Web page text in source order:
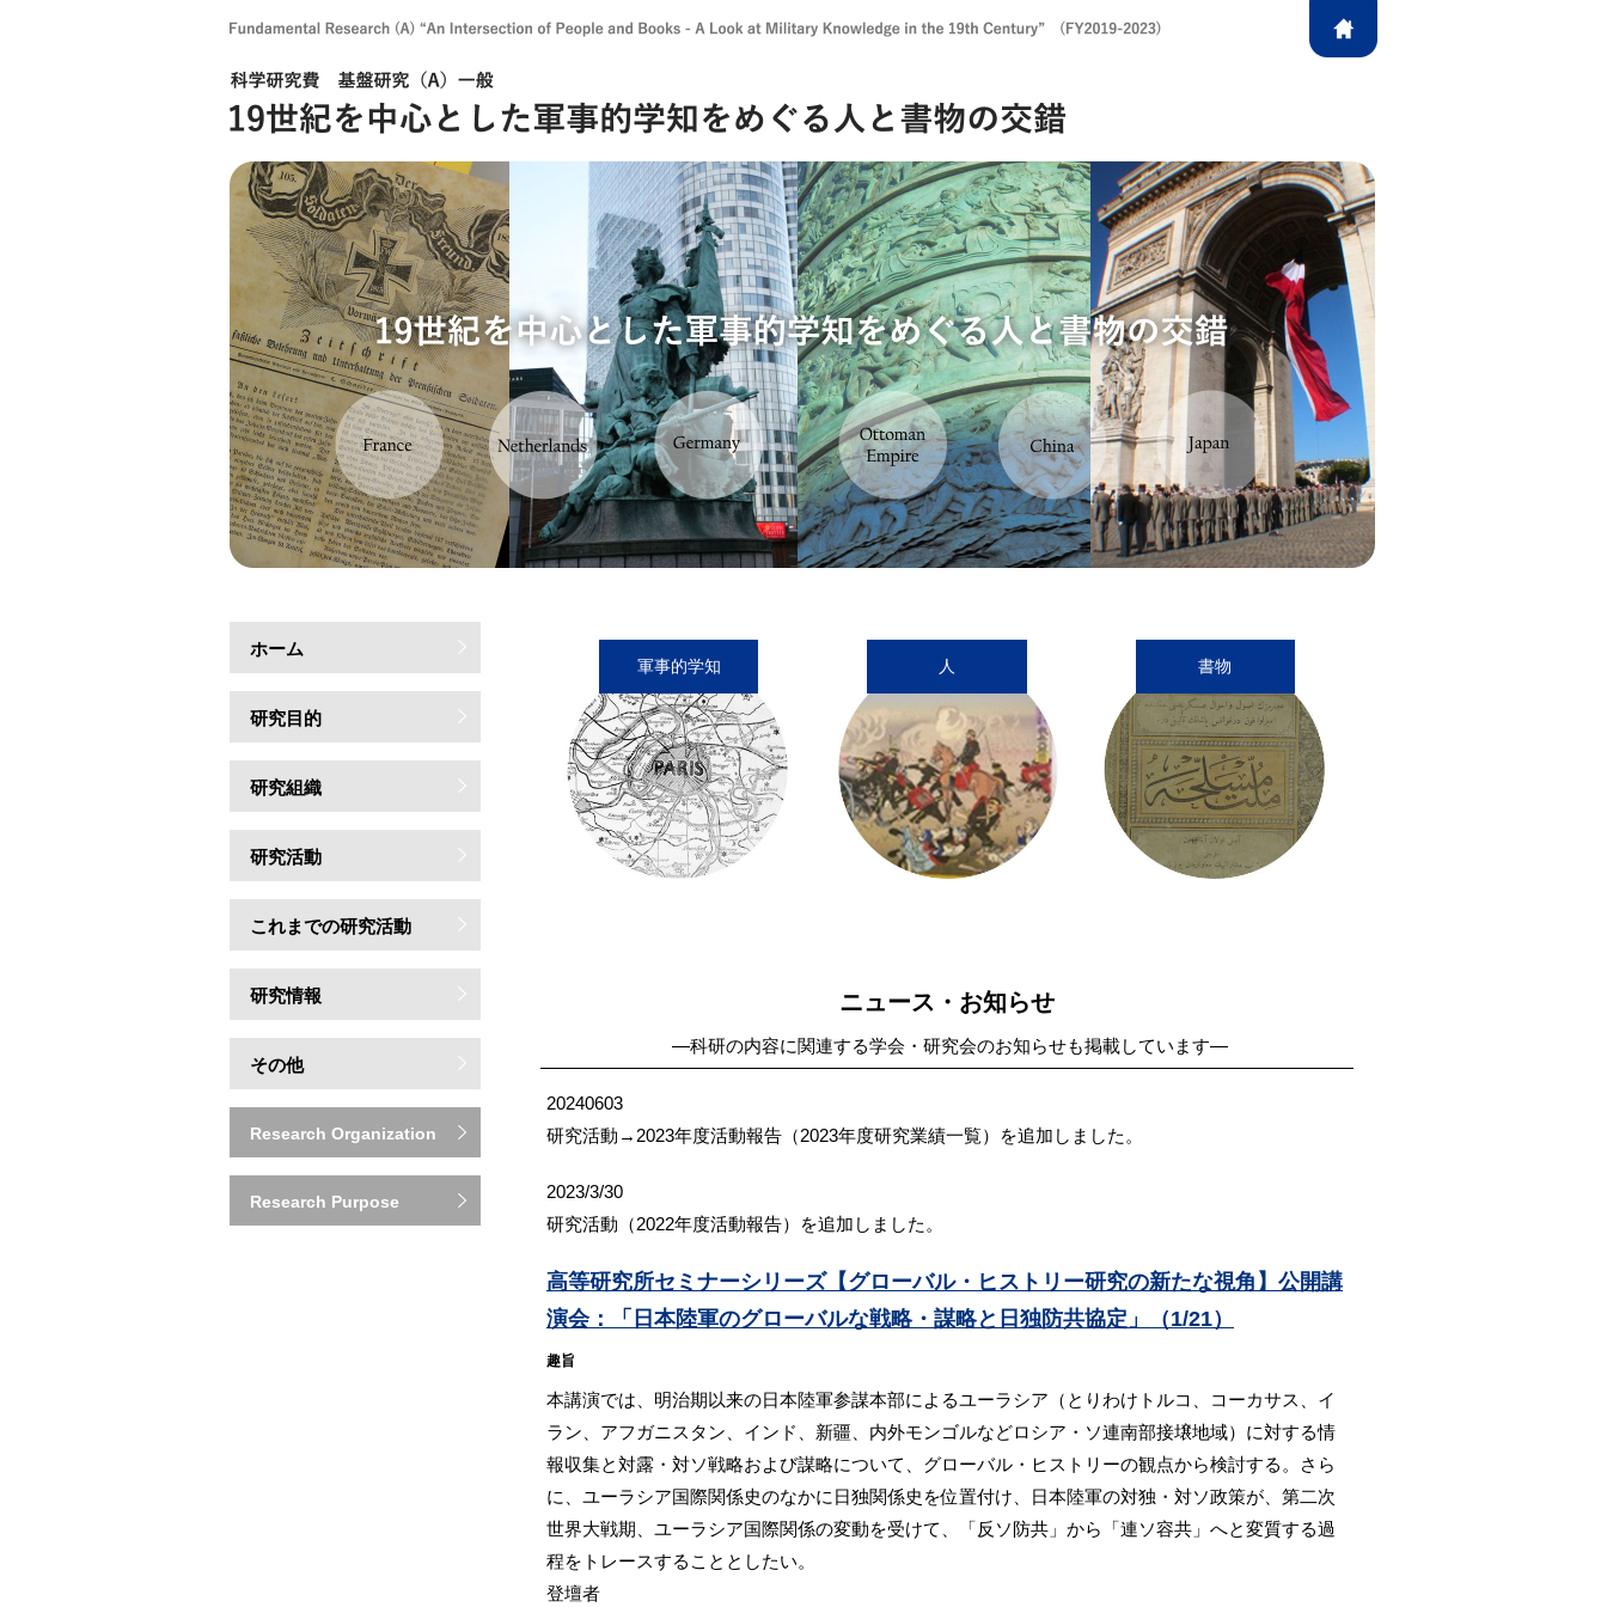
ホーム
研究目的
研究組織
研究活動
これまでの研究活動
研究情報
その他
Research Organization
Research Purpose
軍事的学知 人 書物
ニュース・お知らせ
―科研の内容に関連する学会・研究会のお知らせも掲載しています―
20240603
研究活動→2023年度活動報告（2023年度研究業績一覧）を追加しました。
2023/3/30
研究活動（2022年度活動報告）を追加しました。
高等研究所セミナーシリーズ【グローバル・ヒストリー研究の新たな視角】公開講
演会：「日本陸軍のグローバルな戦略・謀略と日独防共協定」（1/21）
趣旨
本講演では、明治期以来の日本陸軍参謀本部によるユーラシア（とりわけトルコ、コーカサス、イ
ラン、アフガニスタン、インド、新疆、内外モンゴルなどロシア・ソ連南部接壌地域）に対する情
報収集と対露・対ソ戦略および謀略について、グローバル・ヒストリーの観点から検討する。さら
に、ユーラシア国際関係史のなかに日独関係史を位置付け、日本陸軍の対独・対ソ政策が、第二次
世界大戦期、ユーラシア国際関係の変動を受けて、「反ソ防共」から「連ソ容共」へと変質する過
程をトレースすることとしたい。
登壇者